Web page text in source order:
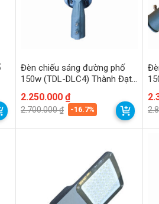
Đèn chiếu sáng đường phố
150w (TDL-DLC4) Thành Đạt
2.700.000₫
Giá
gốc
là:
2.250.000 ₫
Giá
hiện
tại
2.250.000 ₫.
-16.7%
Giá
là:
Giá
tại